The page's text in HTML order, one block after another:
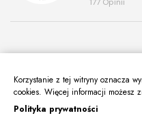
O Nas
Informacje
Korzystanie z tej witryny oznacza
cookies. Więcej informacji możesz
Polityka prywatności